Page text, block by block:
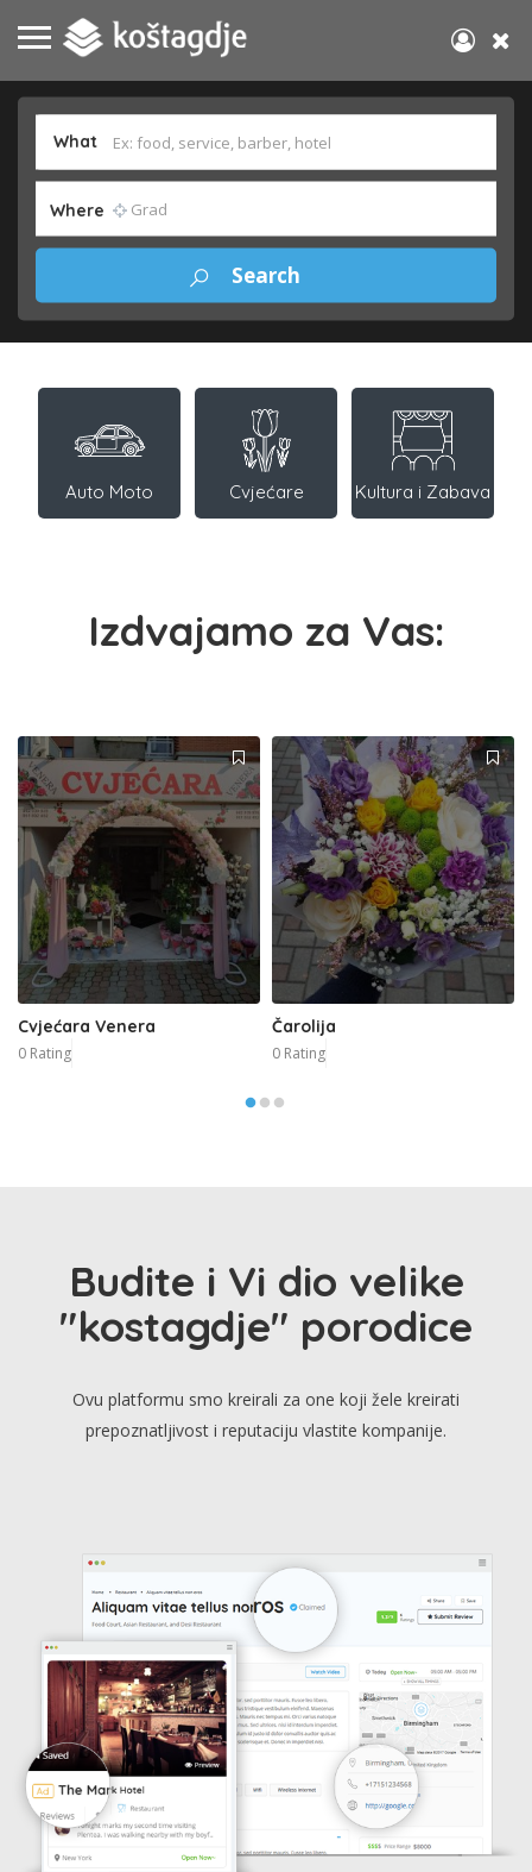
What
Where
Auto Moto Cvjećare Kultura i Zabava
Izdvajamo za Vas:
Cvjećara Venera
0 Rating
Čarolija
0 Rating
Budite i Vi dio velike
"kostagdje" porodice
Ovu platformu smo kreirali za one koji žele kreirati
prepoznatljivost i reputaciju vlastite kompanije.